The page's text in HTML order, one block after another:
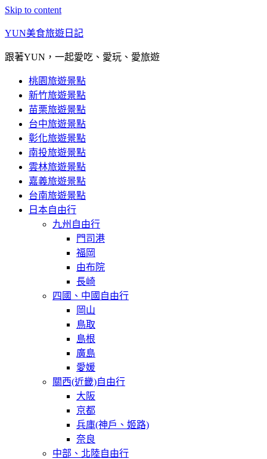
Skip to content
YUN美食旅遊日記
跟著YUN，一起愛吃、愛玩、愛旅遊
桃園旅遊景點
新竹旅遊景點
苗栗旅遊景點
台中旅遊景點
彰化旅遊景點
南投旅遊景點
雲林旅遊景點
嘉義旅遊景點
台南旅遊景點
日本自由行
九州自由行
門司港
福岡
由布院
長崎
四國、中國自由行
岡山
鳥取
島根
廣島
愛媛
關西(近畿)自由行
大阪
京都
兵庫(神戶、姬路)
奈良
中部、北陸自由行